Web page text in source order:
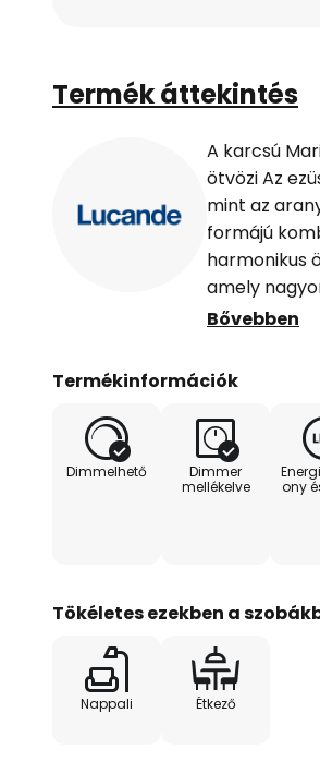
Termék áttekintés
A karcsú
ötvözi Az
mint az
formájú
harmonikus
amely
simul. Ez a
Marija LED-
tompítható.
Bővebben
Termékinformációk
Dimmelhető
Dimmer
mellékelve
ony
Tökéletes ezekben a
Nappali Étkező